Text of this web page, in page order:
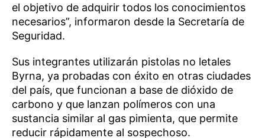
el objetivo de adquirir todos los conocimientos
necesarios”, informaron desde la Secretaría de
Seguridad.
Sus integrantes utilizarán pistolas no letales
Byrna, ya probadas con éxito en otras ciudades
del país, que funcionan a base de dióxido de
carbono y que lanzan polímeros con una
sustancia similar al gas pimienta, que permite
reducir rápidamente al sospechoso.